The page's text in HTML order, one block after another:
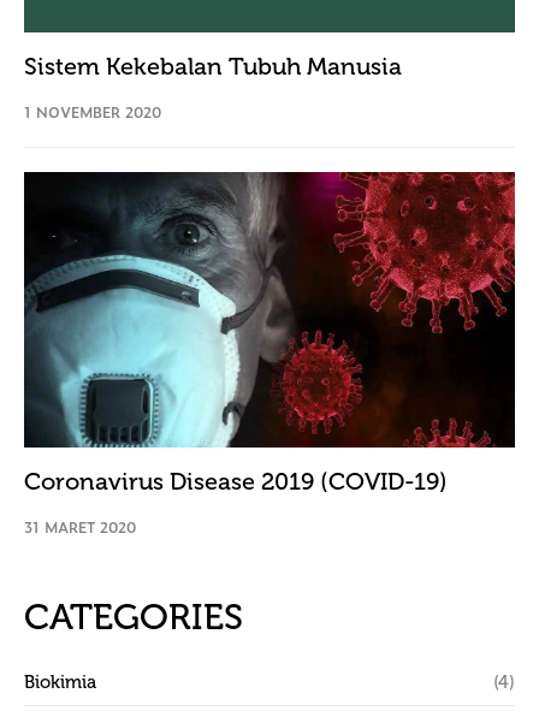
Sistem Kekebalan Tubuh Manusia
1 NOVEMBER 2020
Coronavirus Disease 2019 (COVID-19)
31 MARET 2020
CATEGORIES
Biokimia (4)